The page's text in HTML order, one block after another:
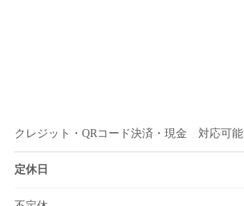
クレジット・QRコード決済・現金 対応可能
定休日